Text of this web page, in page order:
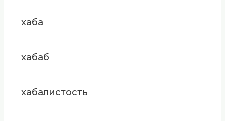
хаба
хабаб
хабалистость